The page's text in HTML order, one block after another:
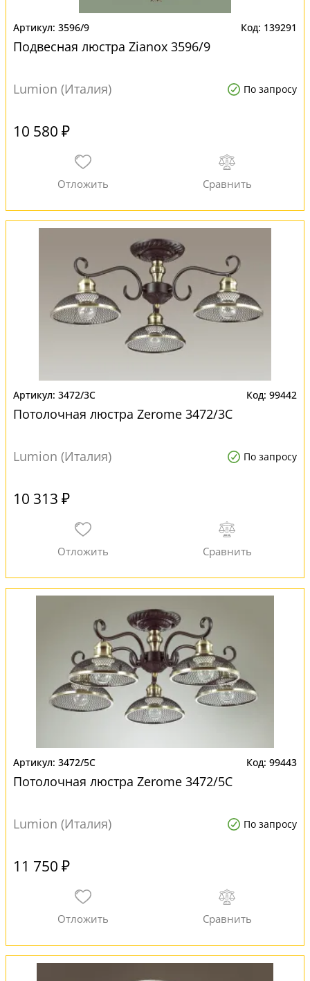
3596/9 139291
Подвесная люстра Zianox 3596/9
Lumion (Италия) По запросу
10 580 ₽
3472/3C 99442
Потолочная люстра Zerome 3472/3C
Lumion (Италия) По запросу
10 313 ₽
3472/5C 99443
Потолочная люстра Zerome 3472/5C
Lumion (Италия) По запросу
11 750 ₽